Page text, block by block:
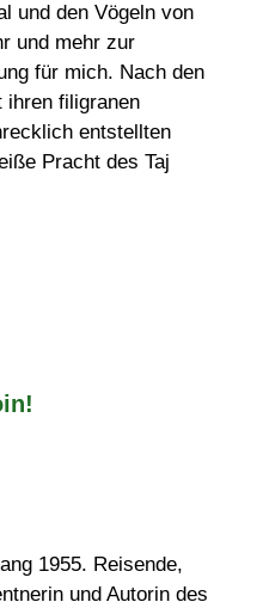
und den Vögeln von
und mehr zur
für mich. Nach den
ihren filigranen
entstellten
Pracht des Taj
1955. Reisende,
und Autorin des